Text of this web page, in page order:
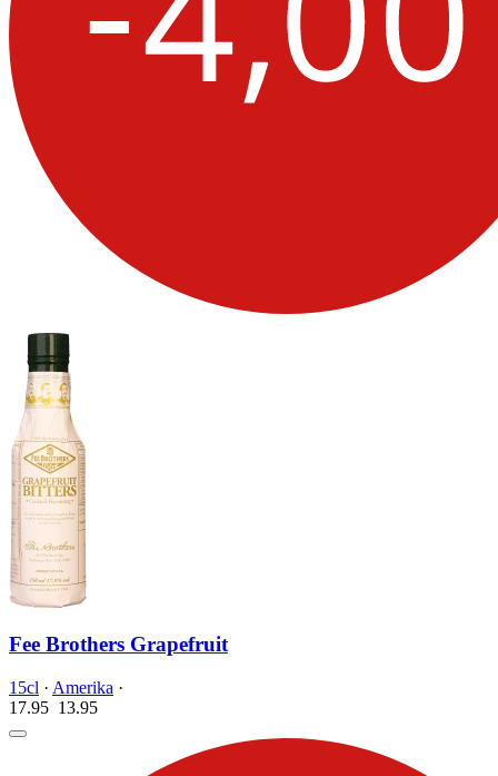
Fee Brothers Grapefruit
15cl · Amerika ·
17.95 13.95